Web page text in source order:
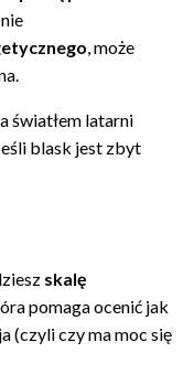
, może
światłem latarni
blask jest zbyt
skalę
pomaga ocenić jak
(czyli czy ma moc się